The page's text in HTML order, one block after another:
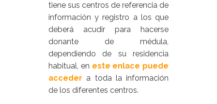
tiene sus centros de referencia de
información y registro a los que
deberá acudir para hacerse
donante de médula,
dependiendo de su residencia
habitual, en este enlace puede
acceder a toda la información
de los diferentes centros.